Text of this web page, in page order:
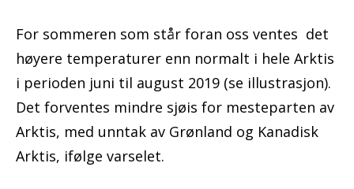
For sommeren som står foran oss ventes det
høyere temperaturer enn normalt i hele Arktis
i perioden juni til august 2019 (se illustrasjon).
Det forventes mindre sjøis for mesteparten av
Arktis, med unntak av Grønland og Kanadisk
Arktis, ifølge varselet.